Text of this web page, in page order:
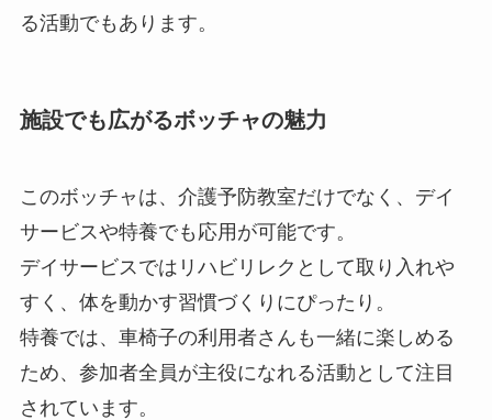
る活動でもあります。
施設でも広がるボッチャの魅力
このボッチャは、介護予防教室だけでなく、デイ
サービスや特養でも応用が可能です。
デイサービスではリハビリレクとして取り入れや
すく、体を動かす習慣づくりにぴったり。
特養では、車椅子の利用者さんも一緒に楽しめる
ため、参加者全員が主役になれる活動として注目
されています。